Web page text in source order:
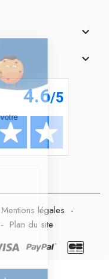


Mentions légales -
- Plan du site